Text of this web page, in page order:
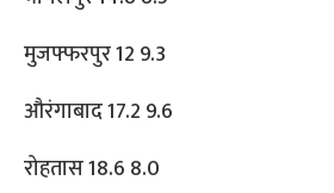
मुजफ्फरपुर 12 9.3
औरंगाबाद 17.2 9.6
रोहतास 18.6 8.0